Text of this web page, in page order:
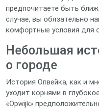
предпочитаете быть
случае, вы обязательно
комфортные условия для
Небольшая
о городе
История Опвейка, как и
уходит корнями в
«Opwijk»